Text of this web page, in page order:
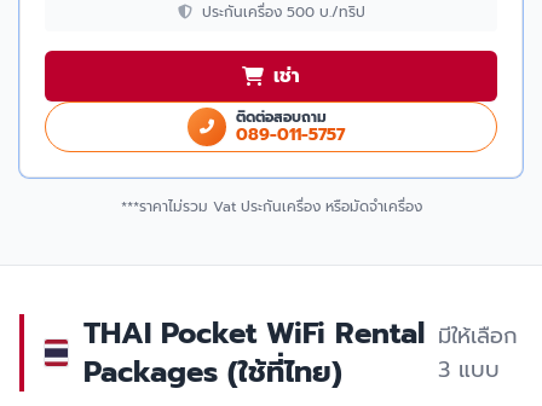
ประกันเครื่อง 500 บ./ทริป
เช่า
ติดต่อสอบถาม
089-011-5757
***ราคาไม่รวม Vat ประกันเครื่อง หรือมัดจำเครื่อง
THAI Pocket WiFi Rental
Packages (ใช้ที่ไทย)
มีให้เลือก
3 แบบ